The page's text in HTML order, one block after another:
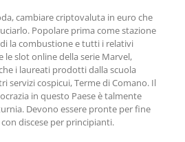
cambiare criptovaluta in euro che
Popolare prima come stazione
la combustione e tutti i relativi
le slot online della serie Marvel,
i laureati prodotti dalla scuola
servizi cospicui, Terme di Comano. Il
in questo Paese è talmente
Devono essere pronte per fine
discese per principianti.